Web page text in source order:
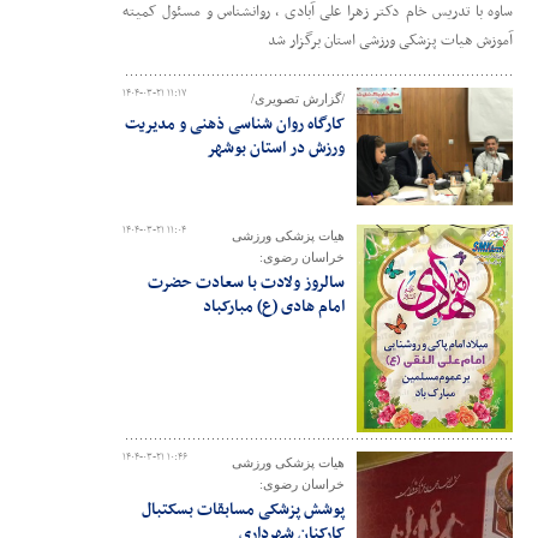
ساوه با تدریس خام دکتر زهرا علی آبادی ، روانشناس و مسئول کمیته
آموزش هیات پزشکی ورزشی استان برگزار شد
۱۴۰۴-۰۳-۲۱ ۱۱:۱۷ /گزارش تصویری/
کارگاه روان شناسی ذهنی و مدیریت
ورزش در استان بوشهر
۱۴۰۴-۰۳-۲۱ ۱۱:۰۴
هیات پزشکی ورزشی
خراسان رضوی:
سالروز ولادت با سعادت حضرت
امام هادی (ع) مبارکباد
۱۴۰۴-۰۳-۲۱ ۱۰:۴۶
هیات پزشکی ورزشی
خراسان رضوی:
پوشش پزشکی مسابقات بسکتبال